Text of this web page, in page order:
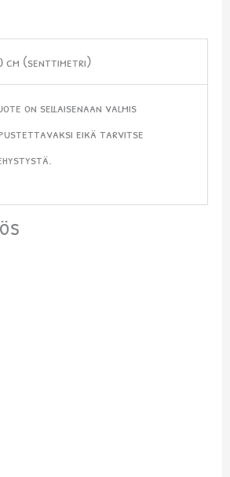
cm (senttimetri)
on sellaisenaan valmis
eikä tarvitse